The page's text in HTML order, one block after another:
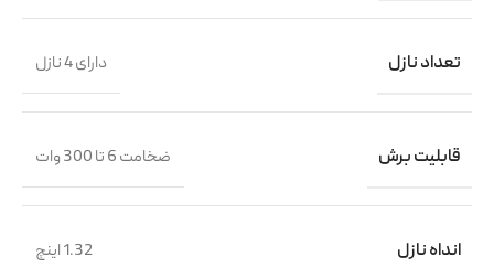
تعداد نازل دارای 4 نازل
قابلیت برش ضخامت 6 تا 300 وات
انداه نازل
1.32 اینچ